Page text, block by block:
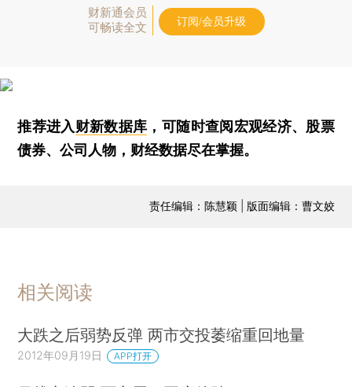
财新通会员
可畅读全文
订阅/会员升级
推荐进入财新数据库 ，可随时查阅宏观经济、股票
债券、公司人物，财经数据尽在掌握。
责任编辑：陈慧颖 | 版面编辑：曹文姣
相关阅读
大跌之后弱势反弹 两市交投萎缩重回地量
2012年09月19日 APP打开